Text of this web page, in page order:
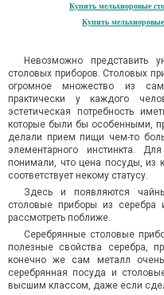
Купить мельхиоровые
Купить
Невозможно представить
столовых приборов. Столовых
огромное множество из
практически у каждого
эстетическая потребность
которые были бы особенными,
делали прием пищи чем-то
элементарного инстинкта.
понимали, что цена посуды, из
соответствует некому статусу.
Здесь и появляются
столовые приборы из серебра
рассмотреть поближе.
Серебрянные столовые
полезные свойства серебра,
конечно же сам металл
серебрянная посуда и
высшим классом, даже если